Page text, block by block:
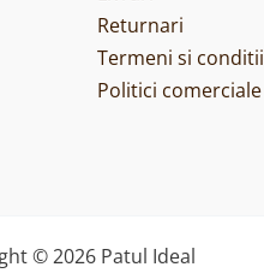
Returnari
Termeni si conditii
Politici comerciale
© 2026 Patul Ideal